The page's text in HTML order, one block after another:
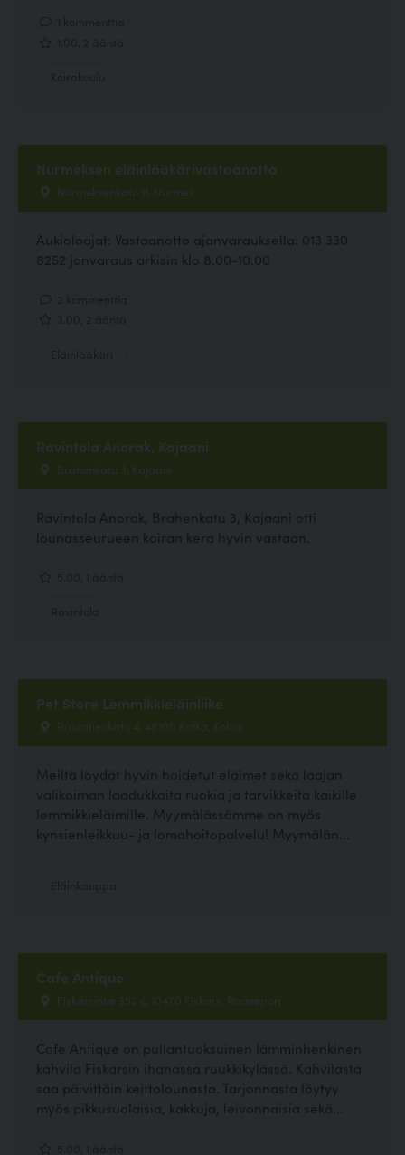
Nurmeksen eläinlääkärivastaanotto
Nurmeksenkatu 11, Nurmes
Aukioloajat: Vastaanotto ajanvarauksella: 013 330
8252 janvaraus arkisin klo 8.00-10.00
Ravintola Anorak, Kajaani
Brahenkatu 3, Kajaani
Ravintola Anorak, Brahenkatu 3, Kajaani otti
lounasseurueen koiran kera hyvin vastaan.
Pet Store Lemmikkieläinliike
Rautatienkatu 4, 48100 Kotka, Kotka
Meiltä löydät hyvin hoidetut eläimet sekä laajan
valikoiman laadukkaita ruokia ja tarvikkeita kaikille
lemmikkieläimille. Myymälässämme on myös
kynsienleikkuu- ja lomahoitopalvelu! Myymälän...
Cafe Antique
Fiskarsintie 352 c, 10470 Fiskars, Raasepori
Cafe Antique on pullantuoksuinen lämminhenkinen
kahvila Fiskarsin ihanassa ruukkikylässä. Kahvilasta
saa päivittäin keittolounasta. Tarjonnasta löytyy
myös pikkusuolaisia, kakkuja, leivonnaisia sekä...